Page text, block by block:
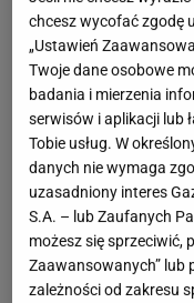
chcesz wycofać zgodę
„Ustawień
Twoje dane osobowe
badania i mierzenia
serwisów i aplikacji lub
Tobie usług. W
danych nie wymaga
uzasadniony interes
S.A. – lub Zaufanych
możesz się sprzeciwić,
Zaawansowanych” lub
zależności od zakresu